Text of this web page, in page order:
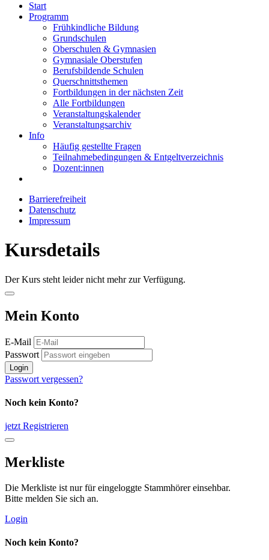
Start
Programm
Frühkindliche Bildung
Grundschulen
Oberschulen & Gymnasien
Gymnasiale Oberstufen
Berufsbildende Schulen
Querschnittsthemen
Fortbildungen in der nächsten Zeit
Alle Fortbildungen
Veranstaltungskalender
Veranstaltungsarchiv
Info
Häufig gestellte Fragen
Teilnahmebedingungen & Entgeltverzeichnis
Dozent:innen
Barrierefreiheit
Datenschutz
Impressum
Kursdetails
Der Kurs steht leider nicht mehr zur Verfügung.
Mein Konto
E-Mail
Passwort
Login
Passwort vergessen?
Noch kein Konto?
jetzt Registrieren
Merkliste
Die Merkliste ist nur für eingeloggte Stammhörer einsehbar.
Bitte melden Sie sich an.
Login
Noch kein Konto?